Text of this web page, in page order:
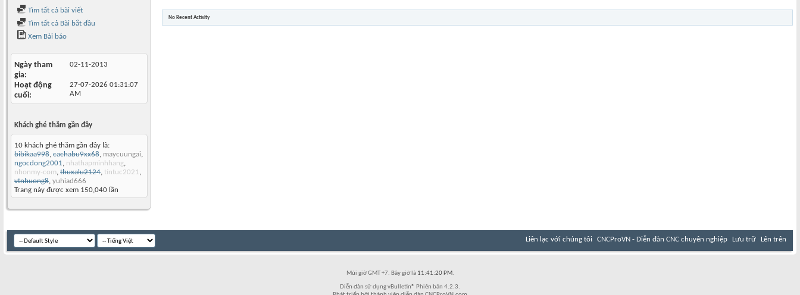
Tìm tất cả bài viết
Tìm tất cả Bài bắt đầu
Xem Bài báo
Ngày tham
gia
02-11-2013
Hoạt động
cuối
27-07-2026 01:31:07
AM
Khách ghé thăm gần đây
10 khách ghé thăm gần đây là:
bibikaa998, cachabu9xx68, maycuungai,
ngocdong2001, nhathapminhhang,
nhonmy-com, thuxalu2124, tintuc2021,
vtnhuong8, yuhiad666
Trang này được xem 150,040 lần
No Recent Activity
Liên lạc với chúng tôi CNCProVN - Diễn đàn CNC chuyên nghiệp Lưu trữ Lên trên
Múi giờ GMT +7. Bây giờ là 11:41:20 PM.
Diễn đàn sử dụng vBulletin® Phiên bản 4.2.3.